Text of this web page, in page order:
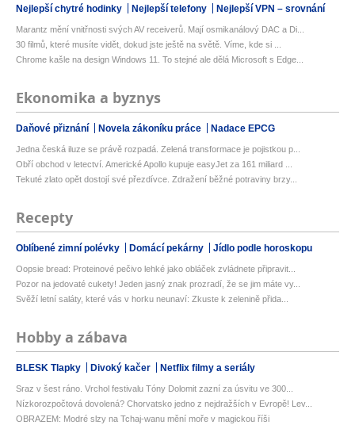
Nejlepší chytré hodinky Nejlepší telefony Nejlepší VPN – srovnání
Marantz mění vnitřnosti svých AV receiverů. Mají osmikanálový DAC a Di...
30 filmů, které musíte vidět, dokud jste ještě na světě. Víme, kde si ...
Chrome kašle na design Windows 11. To stejné ale dělá Microsoft s Edge...
Ekonomika a byznys
Daňové přiznání Novela zákoníku práce Nadace EPCG
Jedna česká iluze se právě rozpadá. Zelená transformace je pojistkou p...
Obří obchod v letectví. Americké Apollo kupuje easyJet za 161 miliard ...
Tekuté zlato opět dostojí své přezdívce. Zdražení běžné potraviny brzy...
Recepty
Oblíbené zimní polévky Domácí pekárny Jídlo podle horoskopu
Oopsie bread: Proteinové pečivo lehké jako obláček zvládnete připravit...
Pozor na jedovaté cukety! Jeden jasný znak prozradí, že se jim máte vy...
Svěží letní saláty, které vás v horku neunaví: Zkuste k zelenině přida...
Hobby a zábava
BLESK Tlapky Divoký kačer Netflix filmy a seriály
Sraz v šest ráno. Vrchol festivalu Tóny Dolomit zazní za úsvitu ve 300...
Nízkorozpočtová dovolená? Chorvatsko jedno z nejdražších v Evropě! Lev...
OBRAZEM: Modré slzy na Tchaj-wanu mění moře v magickou říši